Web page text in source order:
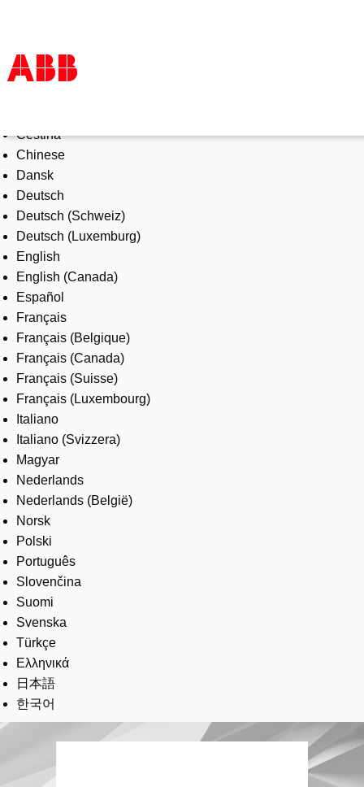
Products & Solutions
Industries
Services
About us
Where to buy
Contact us
Careers
Čeština
Chinese
Dansk
Deutsch
Deutsch (Schweiz)
Deutsch (Luxemburg)
English
English (Canada)
Español
Français
Français (Belgique)
Français (Canada)
Français (Suisse)
Français (Luxembourg)
Italiano
Italiano (Svizzera)
Magyar
Nederlands
Nederlands (België)
Norsk
Polski
Português
Slovenčina
Suomi
Svenska
Türkçe
Ελληνικά
日本語
한국어